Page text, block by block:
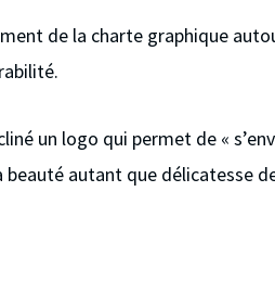
de la charte graphique
un logo qui permet de «
autant que délicatesse